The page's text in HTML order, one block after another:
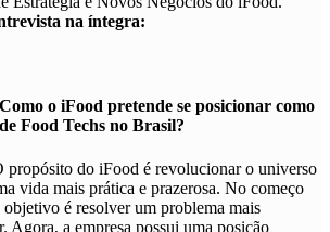
na íntegra:
o iFood pretende se posicionar como
Food Techs no Brasil?
do iFood é revolucionar o universo
vida mais prática e prazerosa. No começo
é resolver um problema mais
Agora, a empresa possui uma posição